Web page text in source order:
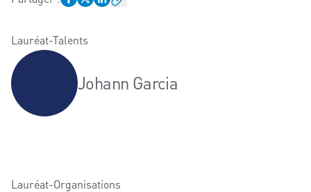
Lauréat-Talents
Johann Garcia
Lauréat-Organisations